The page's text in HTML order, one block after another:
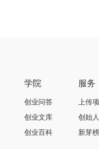
学院
创业问答
创业文库
创业百科
服务
上传
创始
新芽榜